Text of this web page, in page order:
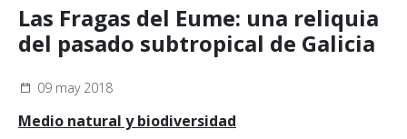
Las Fragas del Eume: una reliquia
del pasado subtropical de Galicia
09 may 2018
Medio natural y biodiversidad